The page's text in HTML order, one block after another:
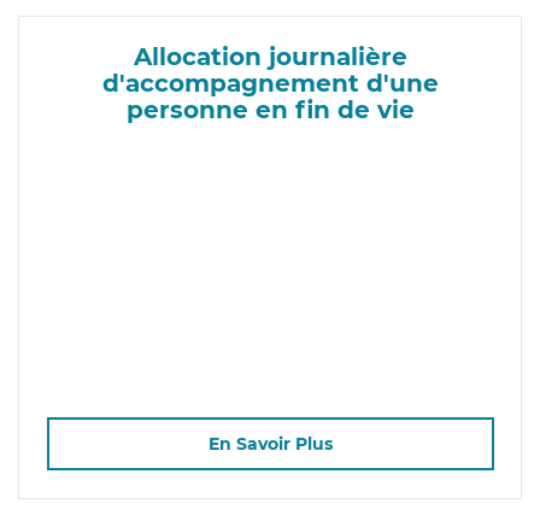
Allocation journalière
d'accompagnement d'une
personne en fin de vie
En Savoir Plus